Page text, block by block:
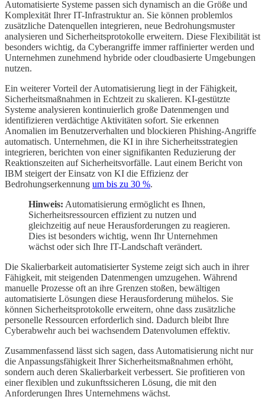
Automatisierte Systeme passen sich dynamisch an die Größe und
Komplexität Ihrer IT-Infrastruktur an. Sie können problemlos
zusätzliche Datenquellen integrieren, neue Bedrohungsmuster
analysieren und Sicherheitsprotokolle erweitern. Diese Flexibilität ist
besonders wichtig, da Cyberangriffe immer raffinierter werden und
Unternehmen zunehmend hybride oder cloudbasierte Umgebungen
nutzen.
Ein weiterer Vorteil der Automatisierung liegt in der Fähigkeit,
Sicherheitsmaßnahmen in Echtzeit zu skalieren. KI-gestützte
Systeme analysieren kontinuierlich große Datenmengen und
identifizieren verdächtige Aktivitäten sofort. Sie erkennen
Anomalien im Benutzerverhalten und blockieren Phishing-Angriffe
automatisch. Unternehmen, die KI in ihre Sicherheitsstrategien
integrieren, berichten von einer signifikanten Reduzierung der
Reaktionszeiten auf Sicherheitsvorfälle. Laut einem Bericht von
IBM steigert der Einsatz von KI die Effizienz der
Bedrohungserkennung um bis zu 30 %.
Hinweis: Automatisierung ermöglicht es Ihnen,
Sicherheitsressourcen effizient zu nutzen und
gleichzeitig auf neue Herausforderungen zu reagieren.
Dies ist besonders wichtig, wenn Ihr Unternehmen
wächst oder sich Ihre IT-Landschaft verändert.
Die Skalierbarkeit automatisierter Systeme zeigt sich auch in ihrer
Fähigkeit, mit steigenden Datenmengen umzugehen. Während
manuelle Prozesse oft an ihre Grenzen stoßen, bewältigen
automatisierte Lösungen diese Herausforderung mühelos. Sie
können Sicherheitsprotokolle erweitern, ohne dass zusätzliche
personelle Ressourcen erforderlich sind. Dadurch bleibt Ihre
Cyberabwehr auch bei wachsendem Datenvolumen effektiv.
Zusammenfassend lässt sich sagen, dass Automatisierung nicht nur
die Anpassungsfähigkeit Ihrer Sicherheitsmaßnahmen erhöht,
sondern auch deren Skalierbarkeit verbessert. Sie profitieren von
einer flexiblen und zukunftssicheren Lösung, die mit den
Anforderungen Ihres Unternehmens wächst.